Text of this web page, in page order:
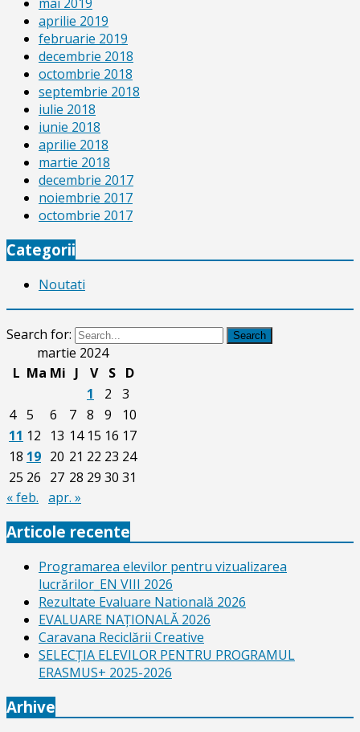
aprilie 2019
februarie 2019
decembrie 2018
octombrie 2018
septembrie 2018
iulie 2018
iunie 2018
aprilie 2018
martie 2018
decembrie 2017
noiembrie 2017
octombrie 2017
Categorii
Noutati
Search for: Search
martie 2024
L Ma Mi J V S
D
1
2
3
4 5 6 7 8 9
10
11 12 13 14 15 16 17
18 19 20 21 22 23 24
25 26 27 28 29 30 31
« feb. apr. »
Articole recente
Programarea elevilor pentru vizualizarea
lucrărilor_EN VIII 2026
Rezultate Evaluare Natională 2026
EVALUARE NAŢIONALĂ 2026
Caravana Reciclării Creative
SELECŢIA ELEVILOR PENTRU PROGRAMUL
ERASMUS+ 2025-2026
Arhive